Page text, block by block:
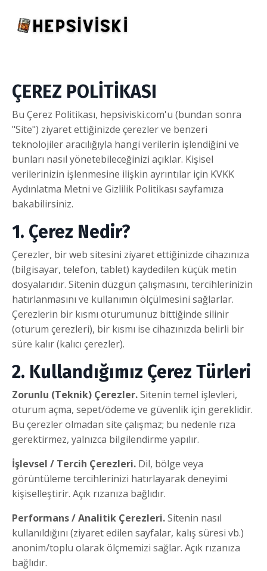
ÇEREZ POLİTİKASI
Bu Çerez Politikası, hepsiviski.com'u (bundan sonra
"Site") ziyaret ettiğinizde çerezler ve benzeri
teknolojiler aracılığıyla hangi verilerin işlendiğini ve
bunları nasıl yönetebileceğinizi açıklar. Kişisel
verilerinizin işlenmesine ilişkin ayrıntılar için KVKK
Aydınlatma Metni ve Gizlilik Politikası sayfamıza
bakabilirsiniz.
1. Çerez Nedir?
Çerezler, bir web sitesini ziyaret ettiğinizde cihazınıza
(bilgisayar, telefon, tablet) kaydedilen küçük metin
dosyalarıdır. Sitenin düzgün çalışmasını, tercihlerinizin
hatırlanmasını ve kullanımın ölçülmesini sağlarlar.
Çerezlerin bir kısmı oturumunuz bittiğinde silinir
(oturum çerezleri), bir kısmı ise cihazınızda belirli bir
süre kalır (kalıcı çerezler).
2. Kullandığımız Çerez Türleri
Zorunlu (Teknik) Çerezler.Sitenin temel işlevleri,
oturum açma, sepet/ödeme ve güvenlik için gereklidir.
Bu çerezler olmadan site çalışmaz; bu nedenle rıza
gerektirmez, yalnızca bilgilendirme yapılır.
İşlevsel / Tercih Çerezleri. Dil, bölge veya
görüntüleme tercihlerinizi hatırlayarak deneyimi
kişiselleştirir. Açık rızanıza bağlıdır.
Performans / Analitik Çerezleri.Sitenin nasıl
kullanıldığını (ziyaret edilen sayfalar, kalış süresi vb.)
anonim/toplu olarak ölçmemizi sağlar. Açık rızanıza
bağlıdır.